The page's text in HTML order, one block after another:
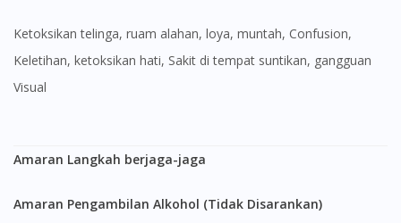
ketoksikan telinga, ruam alahan, loya, muntah, Confusion,
Keletihan, ketoksikan hati, Sakit di tempat suntikan, gangguan
Visual
Amaran Langkah berjaga-jaga
Amaran Pengambilan Alkohol (Tidak Disarankan)